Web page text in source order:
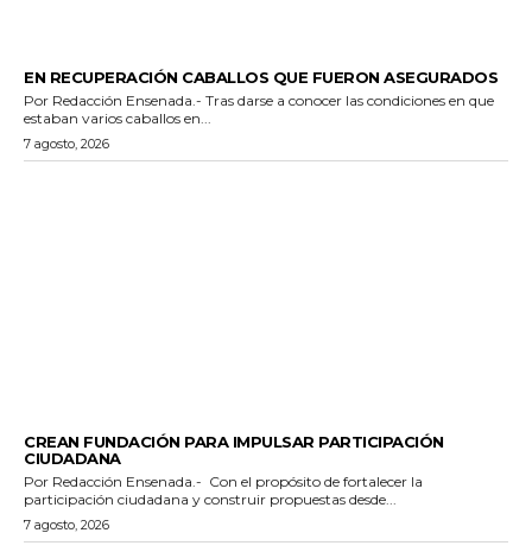
EN RECUPERACIÓN CABALLOS QUE FUERON ASEGURADOS
Por Redacción Ensenada.- Tras darse a conocer las condiciones en que
estaban varios caballos en...
7 agosto, 2026
CREAN FUNDACIÓN PARA IMPULSAR PARTICIPACIÓN
CIUDADANA
Por Redacción Ensenada.- Con el propósito de fortalecer la
participación ciudadana y construir propuestas desde...
7 agosto, 2026